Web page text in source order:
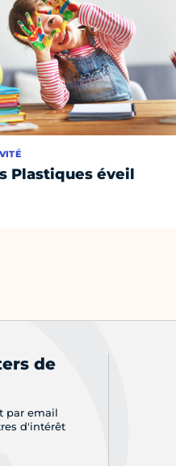
Plastiques éveil
de
par email
d'intérêt